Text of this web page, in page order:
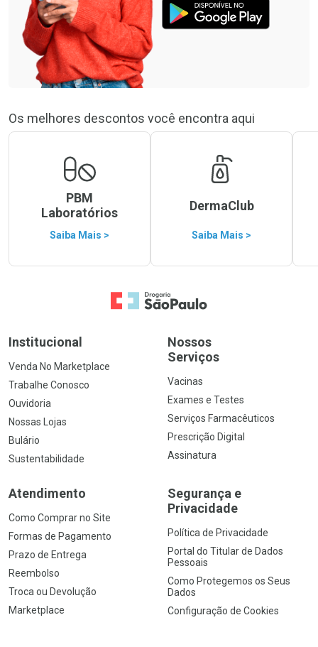
Os melhores descontos você encontra aqui
PBM
Laboratórios
Saiba Mais >
DermaClub
Saiba Mais >
Ir para a Home
Institucional
Venda No Marketplace
Trabalhe Conosco
Ouvidoria
Nossas Lojas
Bulário
Sustentabilidade
Nossos
Serviços
Vacinas
Exames e Testes
Serviços Farmacêuticos
Prescrição Digital
Assinatura
Atendimento
Como Comprar no Site
Formas de Pagamento
Prazo de Entrega
Reembolso
Troca ou Devolução
Marketplace
Segurança e
Privacidade
Política de Privacidade
Portal do Titular de Dados
Pessoais
Como Protegemos os Seus
Dados
Configuração de Cookies